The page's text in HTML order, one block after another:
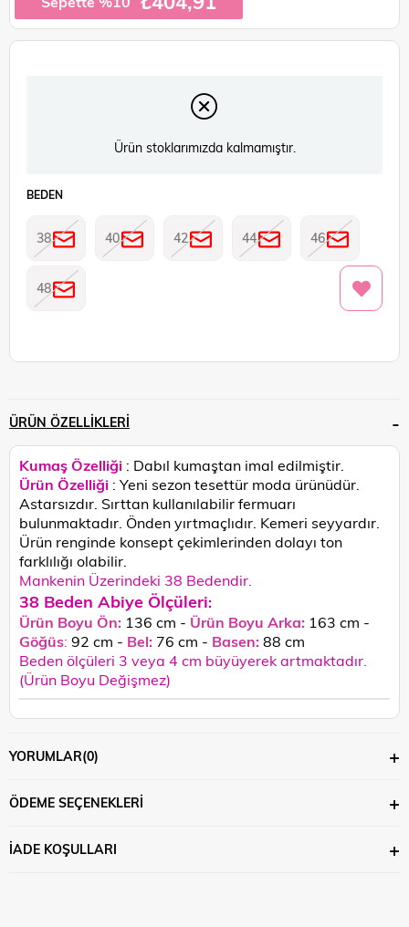
Ürün stoklarımızda kalmamıştır.
BEDEN
38 40 42 44 46
48
ÜRÜN ÖZELLIKLERI
Kumaş Özelliği : Dabıl kumaştan imal edilmiştir.
Ürün Özelliği : Yeni sezon tesettür moda ürünüdür.
Astarsızdır. Sırttan kullanılabilir fermuarı
bulunmaktadır. Önden yırtmaçlıdır. Kemeri seyyardır.
Ürün renginde konsept çekimlerinden dolayı ton
farklılığı olabilir.
Mankenin Üzerindeki 38 Bedendir.
38 Beden Abiye Ölçüleri:
Ürün Boyu Ön: 136 cm - Ürün Boyu Arka: 163 cm -
Göğüs: 92 cm - Bel: 76 cm - Basen:88 cm
Beden ölçüleri 3 veya 4 cm büyüyerek artmaktadır.
(Ürün Boyu Değişmez)
YORUMLAR(0)
ÖDEME SEÇENEKLERI
İADE KOŞULLARI